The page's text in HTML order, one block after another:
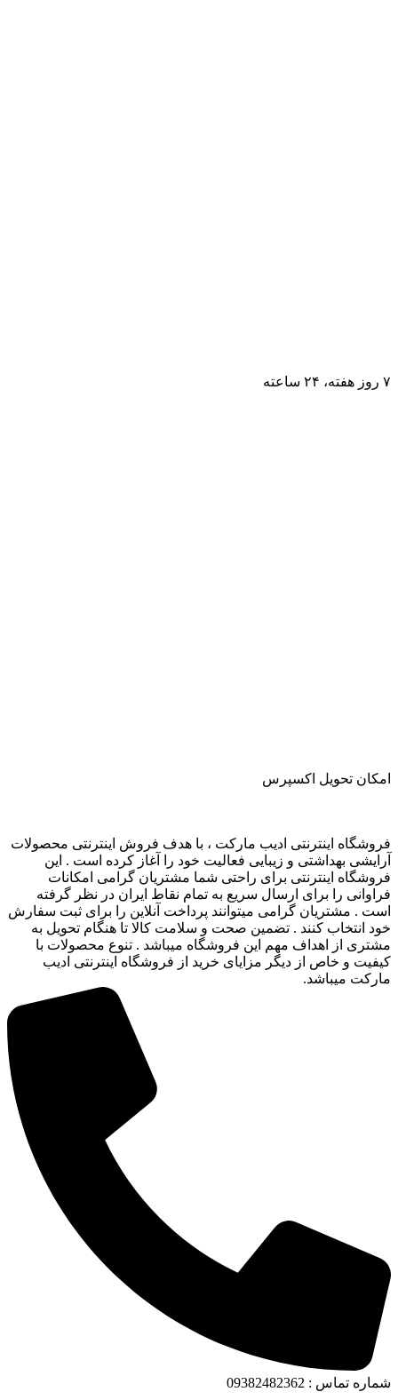
۷ روز ﻫﻔﺘﻪ، ۲۴ ﺳﺎﻋﺘﻪ
اﻣﮑﺎن ﺗﺤﻮﯾﻞ اﮐﺴﭙﺮس
فروشگاه اینترنتی ادیب مارکت ، با هدف فروش اینترنتی محصولات
آرایشی بهداشتی و زیبایی فعالیت خود را آغاز کرده است . این
فروشگاه اینترنتی برای راحتی شما مشتریان گرامی امکانات
فراوانی را برای ارسال سریع به تمام نقاط ایران در نظر گرفته
است . مشتریان گرامی میتوانند پرداخت آنلاین را برای ثبت سفارش
خود انتخاب کنند . تضمین صحت و سلامت کالا تا هنگام تحویل به
مشتری از اهداف مهم این فروشگاه میباشد . تنوع محصولات با
کیفیت و خاص از دیگر مزایای خرید از فروشگاه اینترنتی ادیب
مارکت میباشد.
شماره تماس : 09382482362